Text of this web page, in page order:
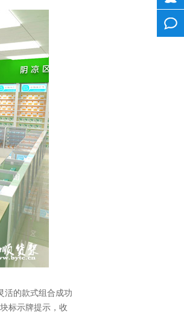
的款式组合成功
标示牌提示，收
在线